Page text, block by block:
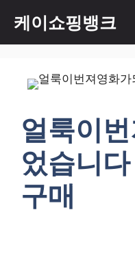
content
케이쇼핑뱅크
얼룩이
었습니
구매